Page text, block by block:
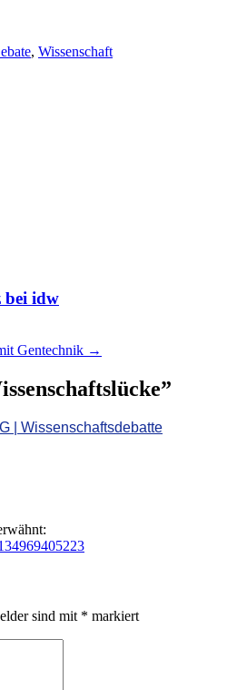
, Wissenschaft
bei idw
Gentechnik →
”
| Wissenschaftsdebatte
sind mit * markiert